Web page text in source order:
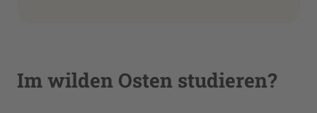
Im wilden Osten studieren?